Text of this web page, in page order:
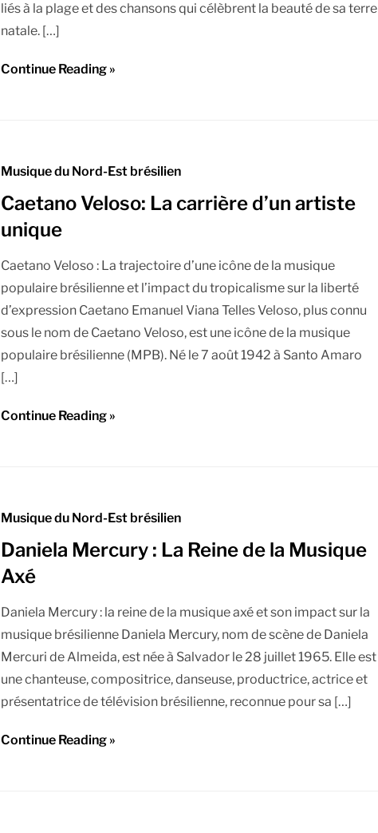
liés à la plage et des chansons qui célèbrent la beauté de sa terre
natale. […]
Continue Reading »
Musique du Nord-Est brésilien
Caetano Veloso: La carrière d’un artiste
unique
Caetano Veloso : La trajectoire d’une icône de la musique
populaire brésilienne et l’impact du tropicalisme sur la liberté
d’expression Caetano Emanuel Viana Telles Veloso, plus connu
sous le nom de Caetano Veloso, est une icône de la musique
populaire brésilienne (MPB). Né le 7 août 1942 à Santo Amaro
[…]
Continue Reading »
Musique du Nord-Est brésilien
Daniela Mercury : La Reine de la Musique
Axé
Daniela Mercury : la reine de la musique axé et son impact sur la
musique brésilienne Daniela Mercury, nom de scène de Daniela
Mercuri de Almeida, est née à Salvador le 28 juillet 1965. Elle est
une chanteuse, compositrice, danseuse, productrice, actrice et
présentatrice de télévision brésilienne, reconnue pour sa […]
Continue Reading »